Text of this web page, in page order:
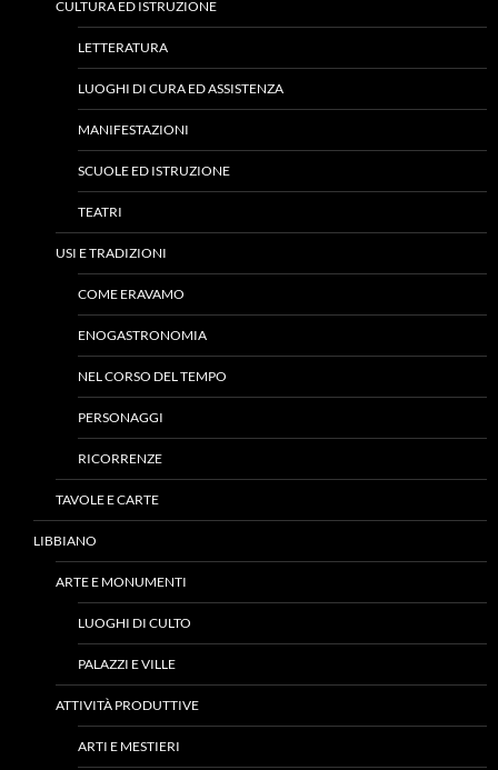
CULTURA ED ISTRUZIONE
LETTERATURA
LUOGHI DI CURA ED ASSISTENZA
MANIFESTAZIONI
SCUOLE ED ISTRUZIONE
TEATRI
USI E TRADIZIONI
COME ERAVAMO
ENOGASTRONOMIA
NEL CORSO DEL TEMPO
PERSONAGGI
RICORRENZE
TAVOLE E CARTE
LIBBIANO
ARTE E MONUMENTI
LUOGHI DI CULTO
PALAZZI E VILLE
ATTIVITÀ PRODUTTIVE
ARTI E MESTIERI